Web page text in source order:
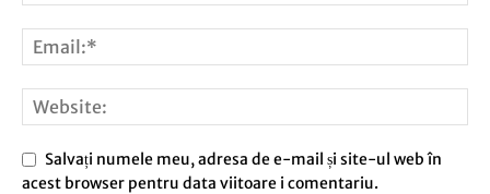
Salvați numele meu, adresa de e-mail și site-ul web în
acest browser pentru data viitoare i comentariu.